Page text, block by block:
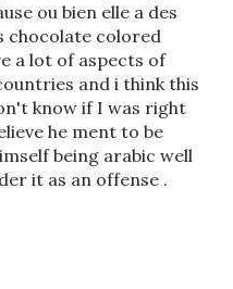
ou bien elle a des
chocolate colored
a lot of aspects of
and i think this
know if I was right
he ment to be
being arabic well
it as an offense .